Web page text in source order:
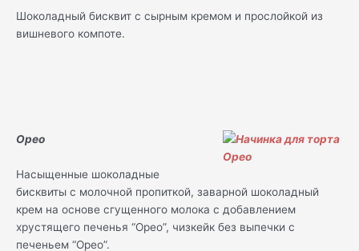
Шоколадный бисквит с сырным кремом и прослойкой из
вишневого компоте.
Орео
Насыщенные шоколадные
бисквиты с молочной пропиткой, заварной шоколадный
крем на основе сгущенного молока с добавлением
хрустящего печенья “Орео”, чизкейк без выпечки с
печеньем “Орео”.